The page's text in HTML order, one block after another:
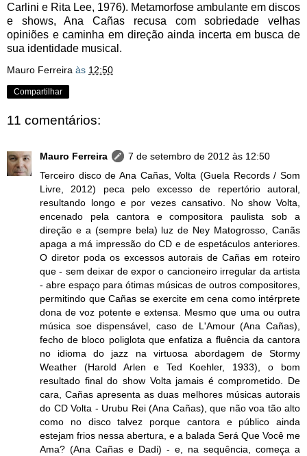
Carlini e Rita Lee, 1976). Metamorfose ambulante em discos
e shows, Ana Cañas recusa com sobriedade velhas
opiniões e caminha em direção ainda incerta em busca de
sua identidade musical.
Mauro Ferreira às 12:50
Compartilhar
11 comentários:
Mauro Ferreira
7 de setembro de 2012 às 12:50
Terceiro disco de Ana Cañas, Volta (Guela Records / Som
Livre, 2012) peca pelo excesso de repertório autoral,
resultando longo e por vezes cansativo. No show Volta,
encenado pela cantora e compositora paulista sob a
direção e a (sempre bela) luz de Ney Matogrosso, Canãs
apaga a má impressão do CD e de espetáculos anteriores.
O diretor poda os excessos autorais de Cañas em roteiro
que - sem deixar de expor o cancioneiro irregular da artista
- abre espaço para ótimas músicas de outros compositores,
permitindo que Cañas se exercite em cena como intérprete
dona de voz potente e extensa. Mesmo que uma ou outra
música soe dispensável, caso de L'Amour (Ana Cañas),
fecho de bloco poliglota que enfatiza a fluência da cantora
no idioma do jazz na virtuosa abordagem de Stormy
Weather (Harold Arlen e Ted Koehler, 1933), o bom
resultado final do show Volta jamais é comprometido. De
cara, Cañas apresenta as duas melhores músicas autorais
do CD Volta - Urubu Rei (Ana Cañas), que não voa tão alto
como no disco talvez porque cantora e público ainda
estejam frios nessa abertura, e a balada Será Que Você me
Ama? (Ana Cañas e Dadi) - e, na sequência, começa a